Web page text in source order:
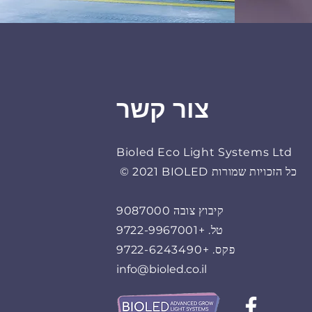
צור קשר
Bioled Eco Light Systems Ltd
© 2021 BIOLED כל הזכויות שמורות
קיבוץ צובה 9087000
טל. +9722-9967001
פקס. +9722-6243490
info@bioled.co.il